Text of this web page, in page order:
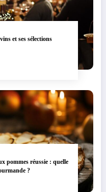
et ses sélections
pommes réussie : quelle
?